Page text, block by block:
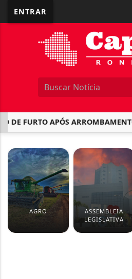
ENTRAR
FURTO APÓS ARROMBAMENTO
AGRO
ASSEMBLEIA
LEGISLATIVA